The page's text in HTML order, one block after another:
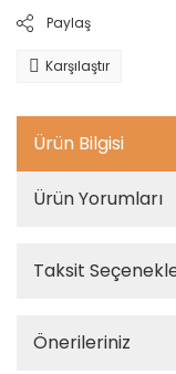
Paylaş
Karşılaştır
Ürün Bilgisi
Ürün Yorumları
Taksit
Önerileriniz